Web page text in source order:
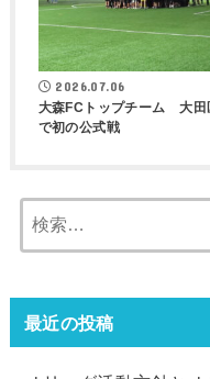
2026.07.06
大森FCトップチーム 大田
で初の公式戦
最近の投稿